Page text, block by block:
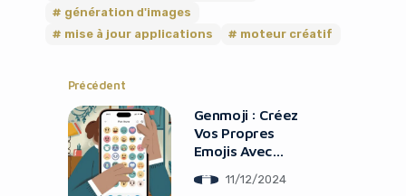
génération d'images
mise à jour applications
moteur créatif
Précédent
Genmoji : Créez
Vos Propres
Emojis Avec
Artificielle d’Apple
11/12/2024